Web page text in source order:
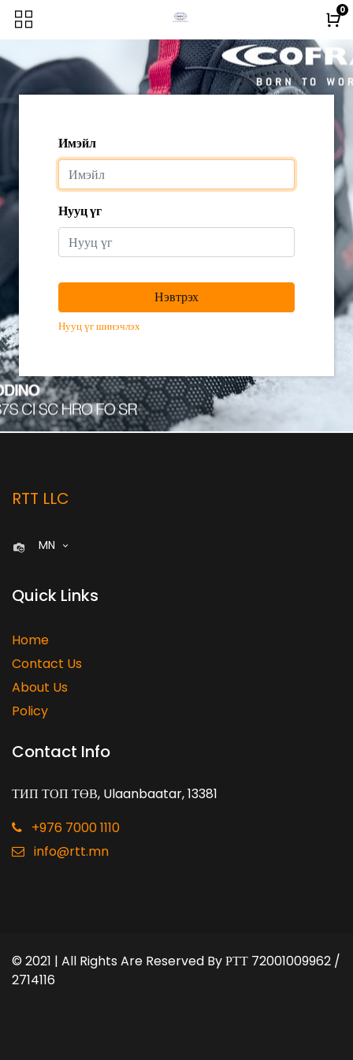
0
Имэйл
Нууц үг
Нэвтрэх
Нууц үг шинэчлэх
RTT LLC
MN
Quick Links
Home
Contact Us
About Us
Policy
Contact Info
ТИП ТОП ТӨВ, Ulaanbaatar, 13381
+976 7000 1110
info@rtt.mn
© 2021 | All Rights Are Reserved ByРТТ 72001009962 /
2714116